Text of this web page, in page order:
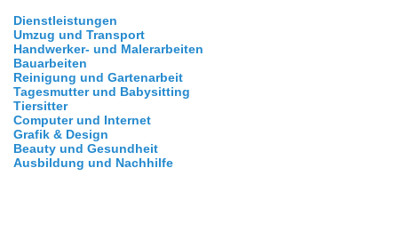
Dienstleistungen
Umzug und Transport
Handwerker- und Malerarbeiten
Bauarbeiten
Reinigung und Gartenarbeit
Tagesmutter und Babysitting
Tiersitter
Computer und Internet
Grafik & Design
Beauty und Gesundheit
Ausbildung und Nachhilfe